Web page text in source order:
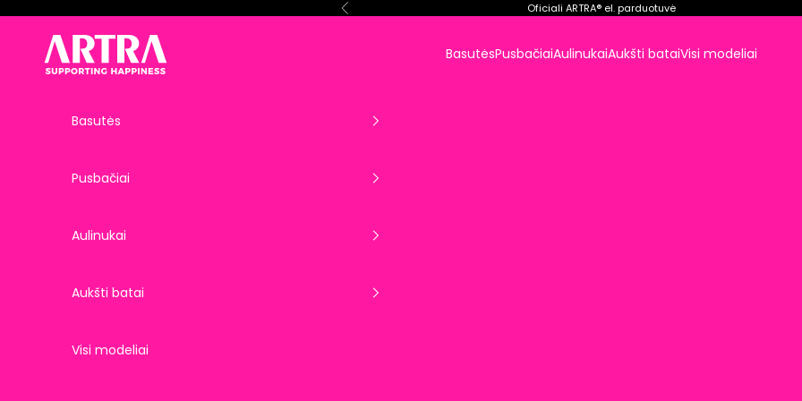
Ankstesnis Oficiali ARTRA® el. parduotuvė
ARTRA EU
BasutėsPusbačiaiAulinukaiAukšti bataiVisi modeliai
Basutės
Pusbačiai
Aulinukai
Aukšti batai
Visi modeliai